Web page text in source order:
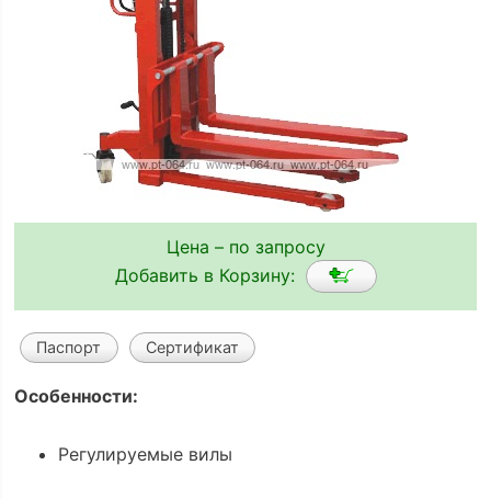
Цена – по запросу
Добавить в Корзину:
Паспорт Сертификат
Особенности:
Регулируемые вилы